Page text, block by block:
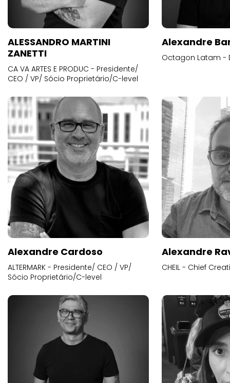
ALESSANDRO MARTINI
ZANETTI
CA VA ARTES E PRODUC - Presidente/
CEO / VP/ Sócio Proprietário/C-level
Alexandre
Octagon Latam -
Alexandre Cardoso
ALTERMARK - Presidente/ CEO / VP/
Sócio Proprietário/C-level
Alexandre
CHEIL - Chief